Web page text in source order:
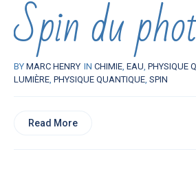
Spin du
BY MARC HENRY IN CHIMIE EAU PHYSIQUE
LUMIÈRE PHYSIQUE QUANTIQUE SPIN
Read More